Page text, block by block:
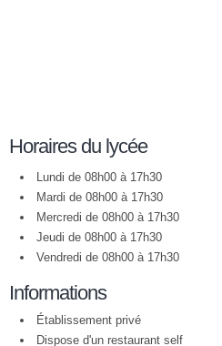
Horaires du lycée
Lundi de 08h00 à 17h30
Mardi de 08h00 à 17h30
Mercredi de 08h00 à 17h30
Jeudi de 08h00 à 17h30
Vendredi de 08h00 à 17h30
Informations
Établissement privé
Dispose d'un restaurant self